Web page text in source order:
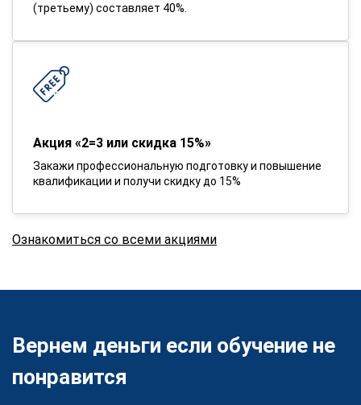
(третьему) составляет 40%.
Акция «2=3 или скидка 15%»
Закажи профессиональную подготовку и повышение
квалификации и получи скидку до 15%
Ознакомиться со всеми акциями
Вернем деньги если обучение не
понравится